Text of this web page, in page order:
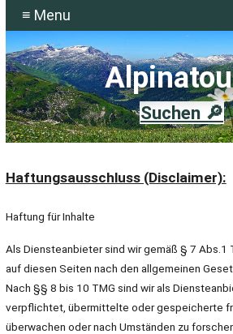
≡ Menu
Suchen 🔎
Haftungsausschluss (Disclaimer):
Haftung für Inhalte
Als Diensteanbieter sind wir gemäß § 7 Abs.1
auf diesen Seiten nach den allgemeinen
Nach §§ 8 bis 10 TMG sind wir als
verpflichtet, übermittelte oder gespeicherte
überwachen oder nach Umständen zu